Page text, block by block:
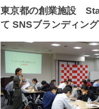
東京都の創業施設
て SNSブランディン